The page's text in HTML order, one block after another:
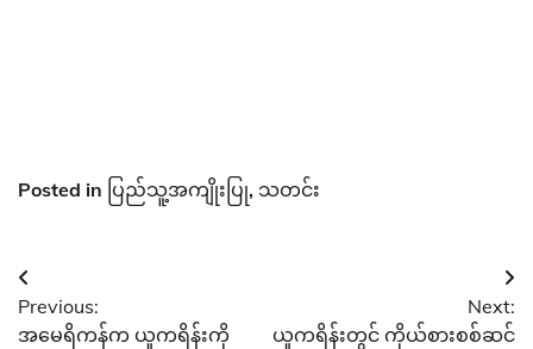
Posted in ပြည်သူ့အကျိုးပြု, သတင်း
Post
navigation
Previous:
အမေရိကန်က ယူကရိန်းကို
Next:
ယူကရိန်းတွင် ကိုယ်စားစစ်ဆင်